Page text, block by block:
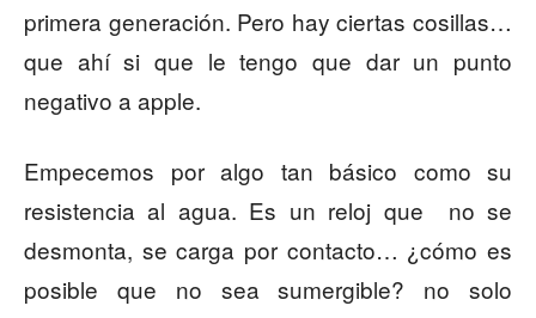
primera generación. Pero hay ciertas cosillas…
que ahí si que le tengo que dar un punto
negativo a apple.
Empecemos por algo tan básico como su
resistencia al agua. Es un reloj que no se
desmonta, se carga por contacto… ¿cómo es
posible que no sea sumergible? no solo